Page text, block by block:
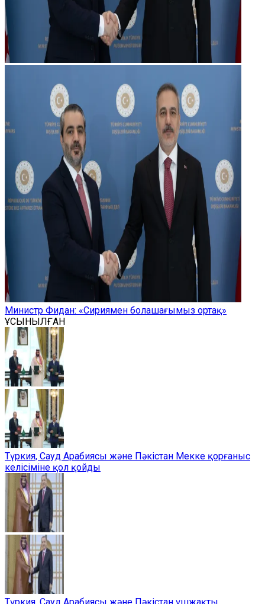
Министр Фидан: «Сириямен болашағымыз ортақ»
ҰСЫНЫЛҒАН
Түркия, Сауд Арабиясы және Пәкістан Мекке қорғаныс
келісіміне қол қойды